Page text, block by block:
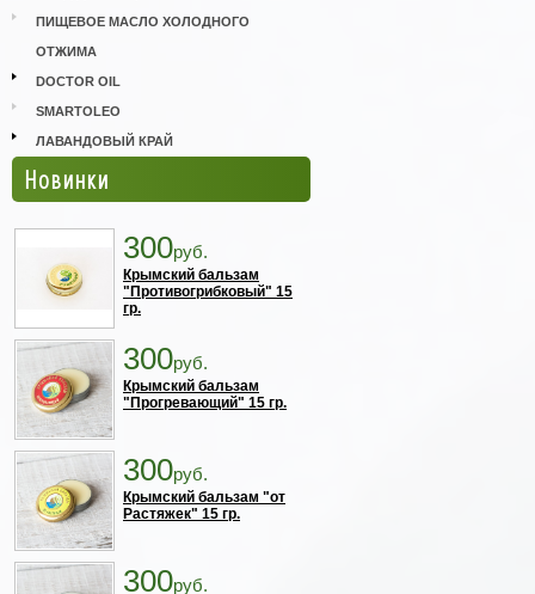
ПИЩЕВОЕ МАСЛО ХОЛОДНОГО
ОТЖИМА
DOCTOR OIL
SMARTOLEO
ЛАВАНДОВЫЙ КРАЙ
Новинки
300руб.
Крымский бальзам
"Противогрибковый" 15
гр.
300руб.
Крымский бальзам
"Прогревающий" 15 гр.
300руб.
Крымский бальзам "от
Растяжек" 15 гр.
300руб.